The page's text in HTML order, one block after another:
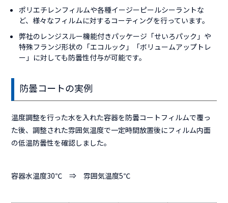
ポリエチレンフィルムや各種イージーピールシーラントな
ど、様々なフィルムに対するコーティングを行っています。
弊社のレンジスルー機能付きパッケージ「せいろパック」や
特殊フランジ形状の「エコルック」「ボリュームアップトレ
ー」に対しても防曇性付与が可能です。
防曇コートの実例
温度調整を行った水を入れた容器を防曇コートフィルムで覆っ
た後、調整された雰囲気温度で一定時間放置後にフィルム内面
の低温防曇性を確認しました。
容器水温度30℃ ⇒ 雰囲気温度5℃